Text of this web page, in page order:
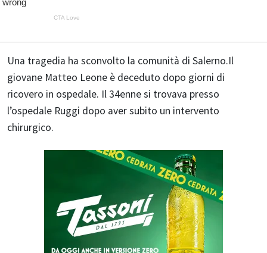
Una tragedia ha sconvolto la comunità di Salerno.Il
giovane Matteo Leone è deceduto dopo giorni di
ricovero in ospedale. Il 34enne si trovava presso
l’ospedale Ruggi dopo aver subito un intervento
chirurgico.